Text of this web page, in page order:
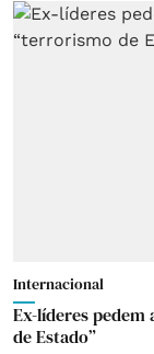
Internacional
Ex-líderes
de Estado”